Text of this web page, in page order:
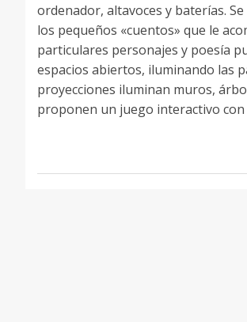
ordenador, altavoces y baterías.
los pequeños «cuentos» que le
particulares personajes y poesía
espacios abiertos, iluminando las
proyecciones iluminan muros,
proponen un juego interactivo